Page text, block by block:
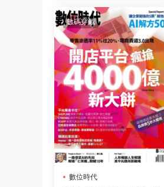
數碼穿戴
數位時代